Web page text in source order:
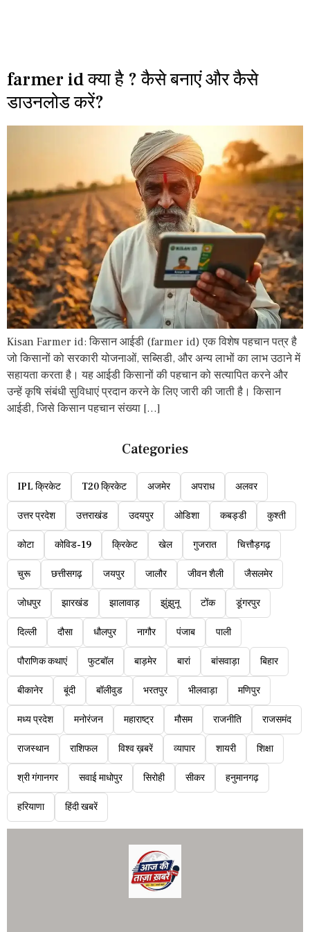
farmer id क्या है ? कैसे बनाएं और कैसे
डाउनलोड करें?
Kisan Farmer id: किसान आईडी (farmer id) एक विशेष पहचान पत्र है
जो किसानों को सरकारी योजनाओं, सब्सिडी, और अन्य लाभों का लाभ उठाने में
सहायता करता है। यह आईडी किसानों की पहचान को सत्यापित करने और
उन्हें कृषि संबंधी सुविधाएं प्रदान करने के लिए जारी की जाती है। किसान
आईडी, जिसे किसान पहचान संख्या […]
Categories
IPL क्रिकेट T20 क्रिकेट अजमेर अपराध अलवर
उत्तर प्रदेश उत्तराखंड उदयपुर ओडिशा कबड्डी कुश्ती
कोटा कोविड-19 क्रिकेट खेल गुजरात चित्तौड़गढ़
चुरू छत्तीसगढ़ जयपुर जालौर जीवन शैली जैसलमेर
जोधपुर झारखंड झालावाड़ झुंझुनू टोंक डूंगरपुर
दिल्ली दौसा धौलपुर नागौर पंजाब पाली
पौराणिक कथाएं फुटबॉल बाड़मेर बारां बांसवाड़ा बिहार
बीकानेर बूंदी बॉलीवुड भरतपुर भीलवाड़ा मणिपुर
मध्य प्रदेश मनोरंजन महाराष्ट्र मौसम राजनीति राजसमंद
राजस्थान राशिफल विश्व ख़बरें व्यापार शायरी शिक्षा
श्री गंगानगर सवाई माधोपुर सिरोही सीकर हनुमानगढ़
हरियाणा हिंदी खबरें